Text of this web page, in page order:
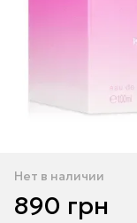
Нет в наличии
890 грн